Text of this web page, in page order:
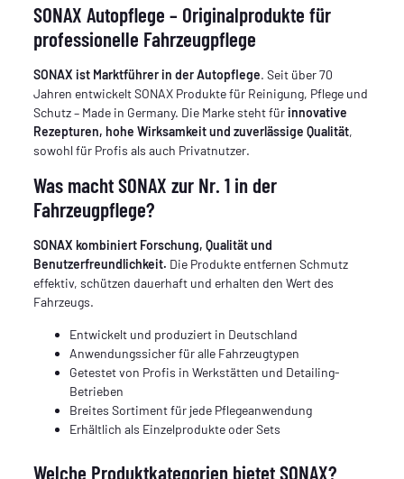
SONAX Autopflege – Originalprodukte für
professionelle Fahrzeugpflege
SONAX ist Marktführer in der Autopflege. Seit über 70
Jahren entwickelt SONAX Produkte für Reinigung, Pflege und
Schutz – Made in Germany. Die Marke steht fürinnovative
Rezepturen, hohe Wirksamkeit und zuverlässige Qualität,
sowohl für Profis als auch Privatnutzer.
Was macht SONAX zur Nr. 1 in der
Fahrzeugpflege?
SONAX kombiniert Forschung, Qualität und
Benutzerfreundlichkeit. Die Produkte entfernen Schmutz
effektiv, schützen dauerhaft und erhalten den Wert des
Fahrzeugs.
Entwickelt und produziert in Deutschland
Anwendungssicher für alle Fahrzeugtypen
Getestet von Profis in Werkstätten und Detailing-
Betrieben
Breites Sortiment für jede Pflegeanwendung
Erhältlich als Einzelprodukte oder Sets
Welche Produktkategorien bietet SONAX?